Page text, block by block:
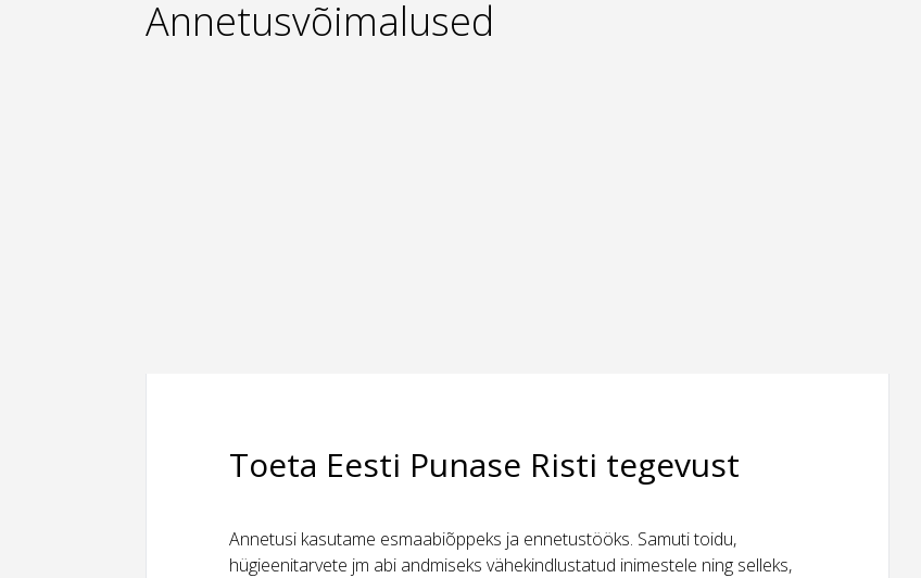
Annetusvõimalused
Toeta Eesti Punase Risti tegevust
Annetusi kasutame esmaabiõppeks ja ennetustööks. Samuti toidu,
hügieenitarvete jm abi andmiseks vähekindlustatud inimestele ning selleks,